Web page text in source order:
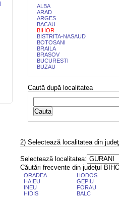
ALBA
ARAD
ARGES
BACAU
BIHOR
BISTRITA-NASAUD
BOTOSANI
BRAILA
BRASOV
BUCURESTI
BUZAU
Caută după localitatea
2) Selectează localitatea din
Selectează localitatea:
Căutări frecvente din judeţul
ORADEA
HAIEU
INEU
HIDIS
HODOS
GEPIU
FORAU
BALC